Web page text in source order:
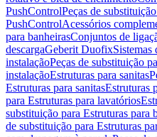
PushControlPeças de
PushControlAcessórios
para banheirasConjuntos de
descargaGeberit DuofixSistemas
instalaçãoPeças de substituição
instalaçãoEstruturas para sanitas
Estruturas para sanitasEstruturas
para Estruturas para lavatórios
substituição para Estruturas para
de substituição para Estruturas